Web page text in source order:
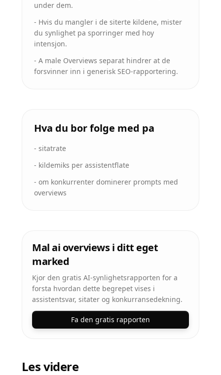
under dem.
- Hvis du mangler i de siterte kildene, mister
du synlighet pa sporringer med hoy
intensjon.
- A male Overviews separat hindrer at de
forsvinner inn i generisk SEO-rapportering.
Hva du bor folge med pa
- sitatrate
- kildemiks per assistentflate
- om konkurrenter dominerer prompts med
overviews
Mal ai overviews i ditt eget
marked
Kjor den gratis AI-synlighetsrapporten for a
forsta hvordan dette begrepet vises i
assistentsvar, sitater og konkurransedekning.
Fa den gratis rapporten
Les videre